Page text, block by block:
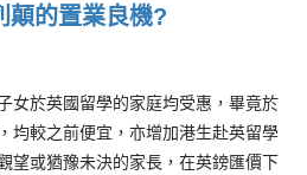
顛的置業良機?
女於英國留學的家庭均受惠，畢竟於
均較之前便宜，亦增加港生赴英留學
望或猶豫未決的家長，在英鎊匯價下